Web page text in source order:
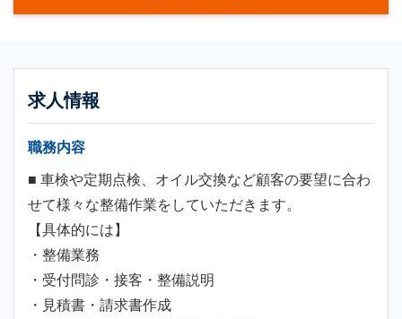
求人情報
職務内容
■ 車検や定期点検、オイル交換など顧客の要望に合わ
せて様々な整備作業をしていただきます。
【具体的には】
・整備業務
・受付問診・接客・整備説明
・見積書・請求書作成